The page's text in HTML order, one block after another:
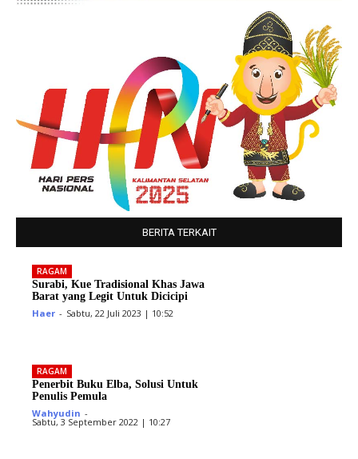
BERITA TERKAIT
RAGAM
Surabi, Kue Tradisional Khas Jawa
Barat yang Legit Untuk Dicicipi
Haer - Sabtu, 22 Juli 2023 | 10:52
RAGAM
Penerbit Buku Elba, Solusi Untuk
Penulis Pemula
Wahyudin -
Sabtu, 3 September 2022 | 10:27